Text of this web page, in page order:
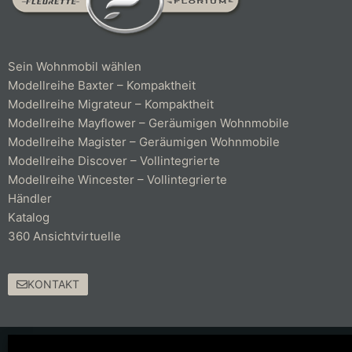
Sein Wohnmobil wählen
Modellreihe Baxter – Kompaktheit
Modellreihe Migrateur – Kompaktheit
Modellreihe Mayflower – Geräumigen Wohnmobile
Modellreihe Magister – Geräumigen Wohnmobile
Modellreihe Discover – Vollintegrierte
Modellreihe Wincester – Vollintegrierte
Händler
Katalog
360 Ansichtvirtuelle
KONTAKT